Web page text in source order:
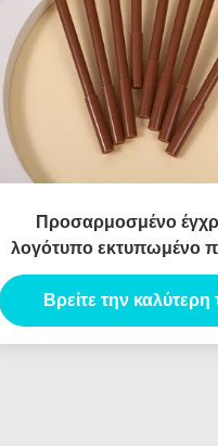
Προσαρμοσμένο
λογότυπο εκτυπωμένο
κενό χείλη επένδυση
συσκευασία δοχείο
σωλήνα
Βρείτε την καλύτερη